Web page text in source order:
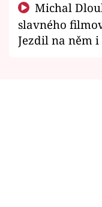
slavného
Jezdil na něm